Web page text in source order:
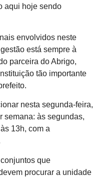
aqui hoje sendo
envolvidos neste
está sempre à
parceira do Abrigo,
tão importante
nesta segunda-feira,
semana: às segundas,
13h, com a
que
procurar a unidade